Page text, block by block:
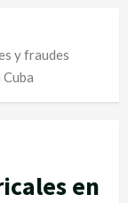
y fraudes
en